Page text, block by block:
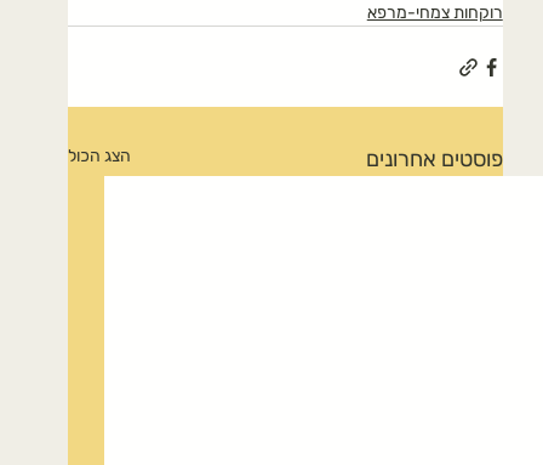
רוקחות צמחי-מרפא
פוסטים אחרונים הצג הכול